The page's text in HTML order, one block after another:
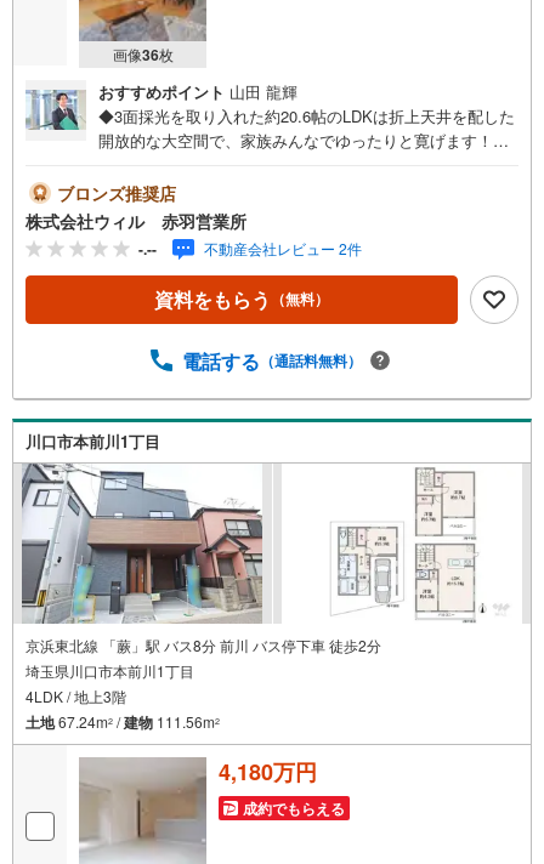
画像36枚
おすすめポイント 山田 龍輝
◆3面採光を取り入れた約20.6帖のLDKは折上天井を配した
開放的な大空間で、家族みんなでゆったりと寛げます！◆
おり、かさばる食材や調理器具をすっきりと片付けられま
す！◆家事の負担を軽減する食器洗乾燥機を完備し、食後
の後片付けの手間を手早くこなせます！◆約7帖洋室にはW
ICや室内物干しがあり、天候を気にせずお洗濯物をきれい
に管理できます。◆可動棚付の土間収納に加え、各階に廊
下収納があり、ベビーカーや日用品をまとめてスマートに
業時間10:00～19:00】上記時間はお電話が繋がりやすくな
場合はご見学予約ボタンよりご希望の日時をご記入いただ
けますとスムーズにご案内が可能です。～住宅ローン～諸
費用込融資や築年数の古い物件のローンも得意としてお
り、最適な銀行をご提案します。～リフォーム～理想の間
取り、テイストを作り上げられます！リフォームプランナ
ーの同行も可能です。
ブロンズ推奨店
株式会社ウィル 赤羽営業所
-.-- 不動産会社レビュー 2件
資料をもらう （無料）
電話する （通話料無料）
川口市本前川1丁目
京浜東北線 「蕨」駅 バス8分 前川 バス停下車 徒歩2分
埼玉県川口市本前川1丁目
4LDK / 地上3階
土地67.24m2 /建物 111.56m2
4,180万円
成約でもらえる